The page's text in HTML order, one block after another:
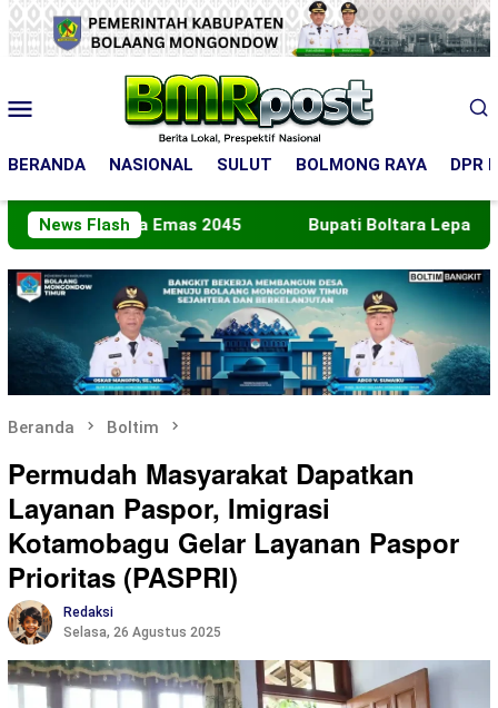
Loncat
ke
konten
Mobile
BERANDA NASIONAL SULUT BOLMONG RAYA DPR
News Flash
Emas 2045 Bupati Boltara Lepas Kontingen
Beranda Boltim
Permudah Masyarakat Dapatkan
Layanan Paspor, Imigrasi
Kotamobagu Gelar Layanan Paspor
Prioritas (PASPRI)
Redaksi
Selasa, 26 Agustus 2025